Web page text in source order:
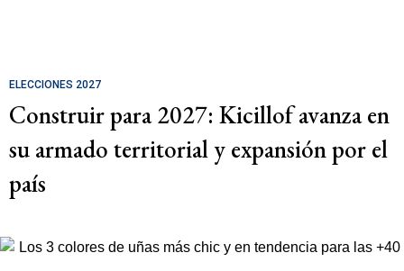
ELECCIONES 2027
Construir para 2027: Kicillof avanza en
su armado territorial y expansión por el
país